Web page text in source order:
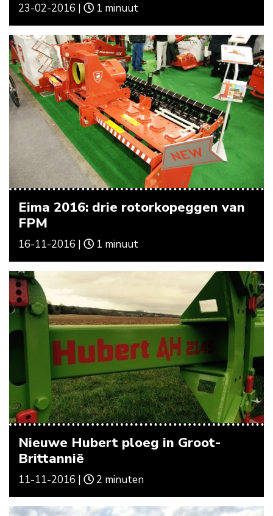
23-02-2016 | 1 minuut
Eima 2016: drie rotorkopeggen van
FPM
16-11-2016 | 1 minuut
Nieuwe Hubert ploeg in Groot-
Brittannië
11-11-2016 | 2 minuten